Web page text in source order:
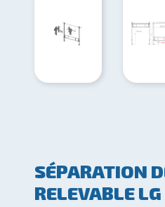
SÉPARATION
RELEVABLE